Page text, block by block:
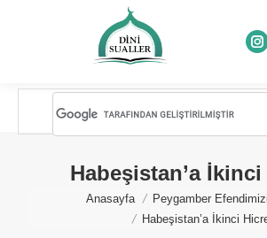
Habeşistan’a
You are here:
Anasayfa
Peygamber
Habeşistan’a İkinci